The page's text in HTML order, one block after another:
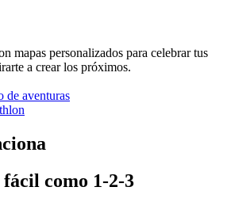
mapas personalizados para celebrar tus
a crear los próximos.
de aventuras
como 1-2-3